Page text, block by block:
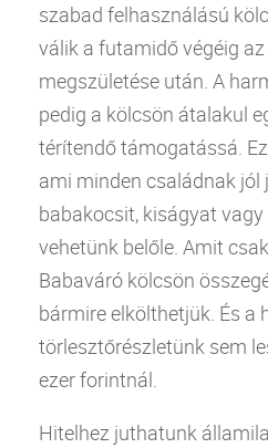
szabad felhasználású
válik a futamidő végéig
megszületése után. A
pedig a kölcsön átalakul
térítendő támogatássá.
ami minden családnak jól
babakocsit, kiságyat
vehetünk belőle. Amit
Babaváró kölcsön
bármire elkölthetjük. És a
törlesztőrészletünk sem
ezer forintnál.
Hitelhez juthatunk